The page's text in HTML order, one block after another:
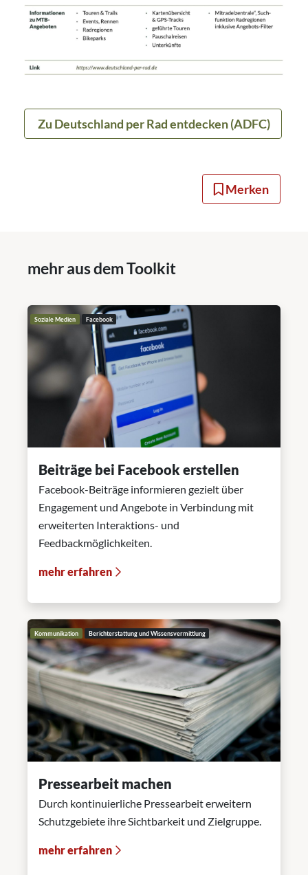
Zu Deutschland per Rad entdecken (ADFC)
Merken
mehr aus dem Toolkit
Soziale Medien Facebook
Beiträge bei Facebook erstellen
Facebook-Beiträge informieren gezielt über
Engagement und Angebote in Verbindung mit
erweiterten Interaktions- und
Feedbackmöglichkeiten.
mehr erfahren
Kommunikation Berichterstattung und Wissensvermittlung
Pressearbeit machen
Durch kontinuierliche Pressearbeit erweitern
Schutzgebiete ihre Sichtbarkeit und Zielgruppe.
mehr erfahren